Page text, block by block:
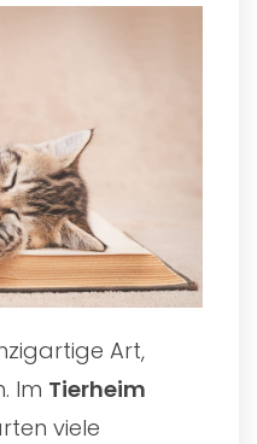
Art,
Im Tierheim
viele